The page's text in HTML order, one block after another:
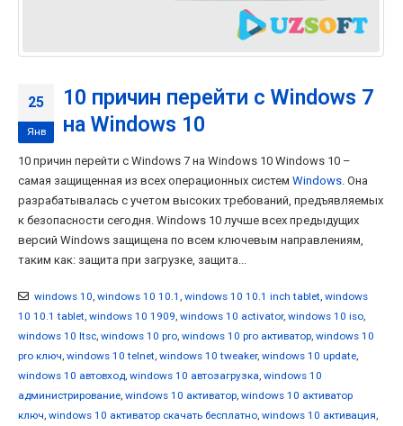
25
Янв
10 причин перейти с Windows 7
на Windows 10
10 причин перейти с Windows 7 на Windows 10 Windows 10 –
самая защищенная из всех операционных систем Windows . Она
разрабатывалась с учетом высоких требований, предъявляемых
к безопасности сегодня. Windows 10 лучше всех предыдущих
версий Windows защищена по всем ключевым направлениям,
таким как: защита при загрузке, защита...
windows 10, windows 10 10.1 , windows 10 10.1 inch tablet, windows
10 10.1 tablet, windows 10 1909, windows 10 activator, windows 10 iso,
windows 10 ltsc, windows 10 pro, windows 10 pro активатор, windows 10
pro ключ, windows 10 telnet, windows 10 tweaker, windows 10 update,
windows 10 автовход, windows 10 автозагрузка, windows 10
администрирование, windows 10 активатор, windows 10 активатор
ключ, windows 10 активатор скачать бесплатно, windows 10 активация,